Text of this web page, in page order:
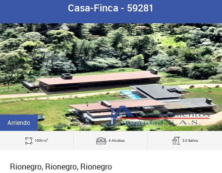
Casa-Finca - 59281
Arriendo
1000 m2 4 Alcobas 3.0 Baños
Rionegro, Rionegro, Rionegro